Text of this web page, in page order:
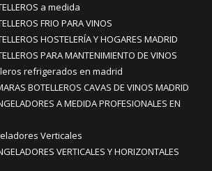
a medida
FRIO PARA VINOS
HOSTELERÍA Y HOGARES MADRID
PARA MANTENIMIENTO DE VINOS
refrigerados en madrid
BOTELLEROS CAVAS DE VINOS MADRID
A MEDIDA PROFESIONALES EN
Verticales
VERTICALES Y HORIZONTALES